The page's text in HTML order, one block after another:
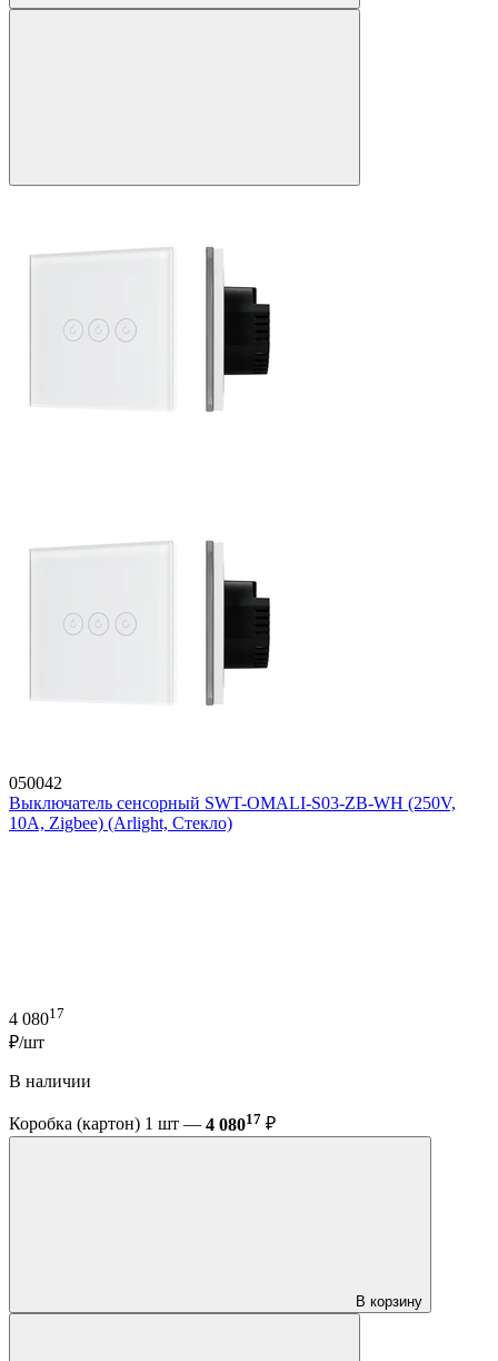
050042
Выключатель сенсорный SWT-OMALI-S03-ZB-WH (250V,
10A, Zigbee) (Arlight, Стекло)
4 08017
₽/шт
В наличии
Коробка (картон) 1 шт — 4 08017 ₽
В корзину